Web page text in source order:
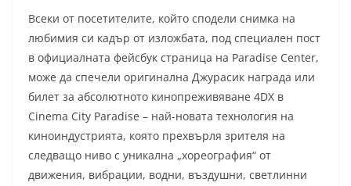
Всеки от посетителите, който сподели снимка на
любимия си кадър от изложбата, под специален пост
в официалната фейсбук страница на Paradise Center,
може да спечели оригинална Джурасик награда или
билет за абсолютното кинопреживяване 4DX в
Cinema City Paradise – най-новата технология на
киноиндустрията, която прехвърля зрителя на
следващо ниво с уникална „хореография“ от
движения, вибрации, водни, въздушни, светлинни